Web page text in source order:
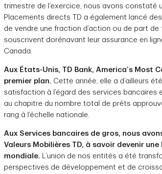
trimestre de l’exercice, nous avons constaté
Placements directs TD a également lancé
de vendre une fraction d’action ou de part
souscrivent dorénavant leur assurance en
Canada.
Aux États-Unis, TD Bank, America’s Most
premier plan. Cette année, elle a d’ailleurs
satisfaction à l’égard des services bancaires
au chapitre du nombre total de prêts
rang à l’échelle nationale.
Aux Services bancaires de gros, nous
Valeurs Mobilières TD, à savoir devenir
mondiale. L’union de nos entités a été
perspectives de développement et de